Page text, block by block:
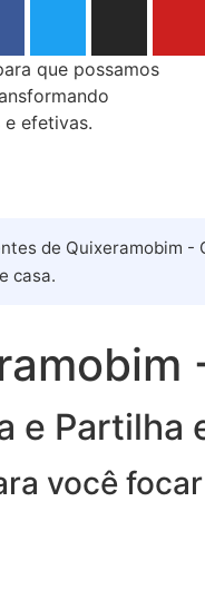
que possamos
efetivas.
de Quixeramobim
casa.
e Partilha
você